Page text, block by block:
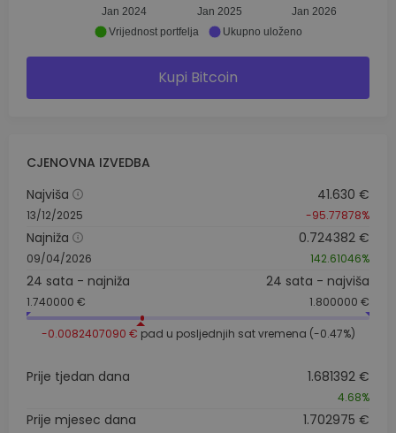
Jan 2024 Jan 2025 Jan 2026
Vrijednost portfelja Ukupno uloženo
Kupi Bitcoin
CJENOVNA IZVEDBA
Najviša
13/12/2025
41.630 €
-95.77878%
Najniža
09/04/2026
0.724382 €
142.61046%
24 sata - najniža
1.740000 €
24 sata - najviša
1.800000 €
-0.0082407090 € pad u posljednjih sat vremena (-0.47%)
Prije tjedan dana 1.681392 €
4.68%
Prije mjesec dana 1.702975 €